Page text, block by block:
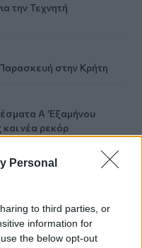
Personal
to third parties, or
information for
the below opt-out
την Τεχνητή
στην Κρήτη
A ’Εξαμήνου
νέα ρεκόρ